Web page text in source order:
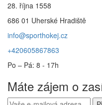
28. října 1558
686 01 Uherské Hradiště
info@sporthokej.cz
+420605867863
Po – Pá: 8 - 17h
Máte zájem o